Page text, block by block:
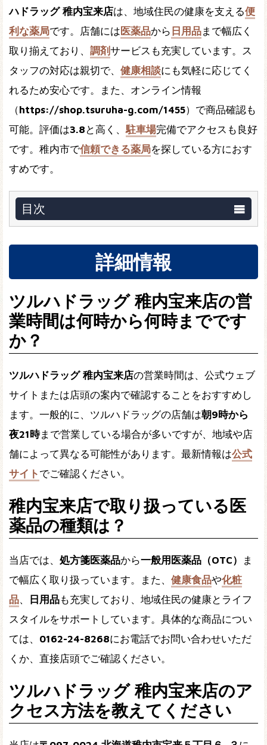
ハドラッグ 稚内宝来店は、地域住民の健康を支える便
利な薬局です。店舗には 医薬品から 日用品まで幅広く
取り揃えており、 調剤サービスも充実しています。ス
タッフの対応は親切で、 健康相談にも気軽に応じてく
れるため安心です。また、オンライン情報
（https://shop.tsuruha-g.com/1455）で商品確認も
可能。評価は3.8 と高く、 駐車場完備でアクセスも良好
です。稚内市で信頼できる薬局を探している方におす
すめです。
目次
詳細情報
ツルハドラッグ 稚内宝来店の営
業時間は何時から何時までです
か？
ツルハドラッグ 稚内宝来店の営業時間は、公式ウェブ
サイトまたは店頭の案内で確認することをおすすめし
ます。一般的に、ツルハドラッグの店舗は朝9時から
夜21時まで営業している場合が多いですが、地域や店
舗によって異なる可能性があります。最新情報は公式
サイト でご確認ください。
稚内宝来店で取り扱っている医
薬品の種類は？
当店では、 処方箋医薬品から一般用医薬品（OTC）
ま
で幅広く取り扱っています。また、 健康食品や化粧
品、 日用品も充実しており、地域住民の健康とライフ
スタイルをサポートしています。具体的な商品につい
ては、 0162-24-8268にお電話でお問い合わせいただ
くか、直接店頭でご確認ください。
ツルハドラッグ 稚内宝来店のア
クセス方法を教えてください